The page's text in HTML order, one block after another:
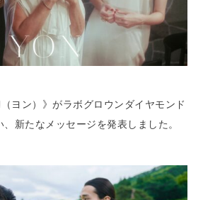
ヨン）》がラボグロウンダイヤモンド
新たなメッセージを発表しました。